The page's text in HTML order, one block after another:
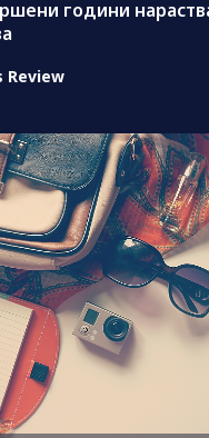
години
Review